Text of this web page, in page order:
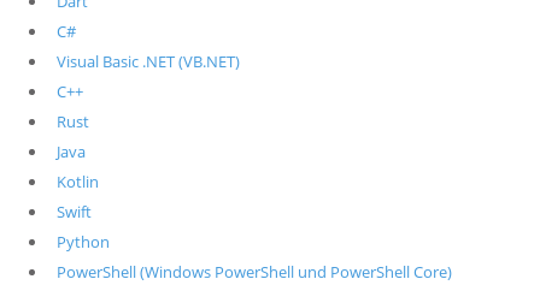
C#
Visual Basic .NET (VB.NET)
C++
Rust
Java
Kotlin
Swift
Python
PowerShell (Windows PowerShell und PowerShell Core)